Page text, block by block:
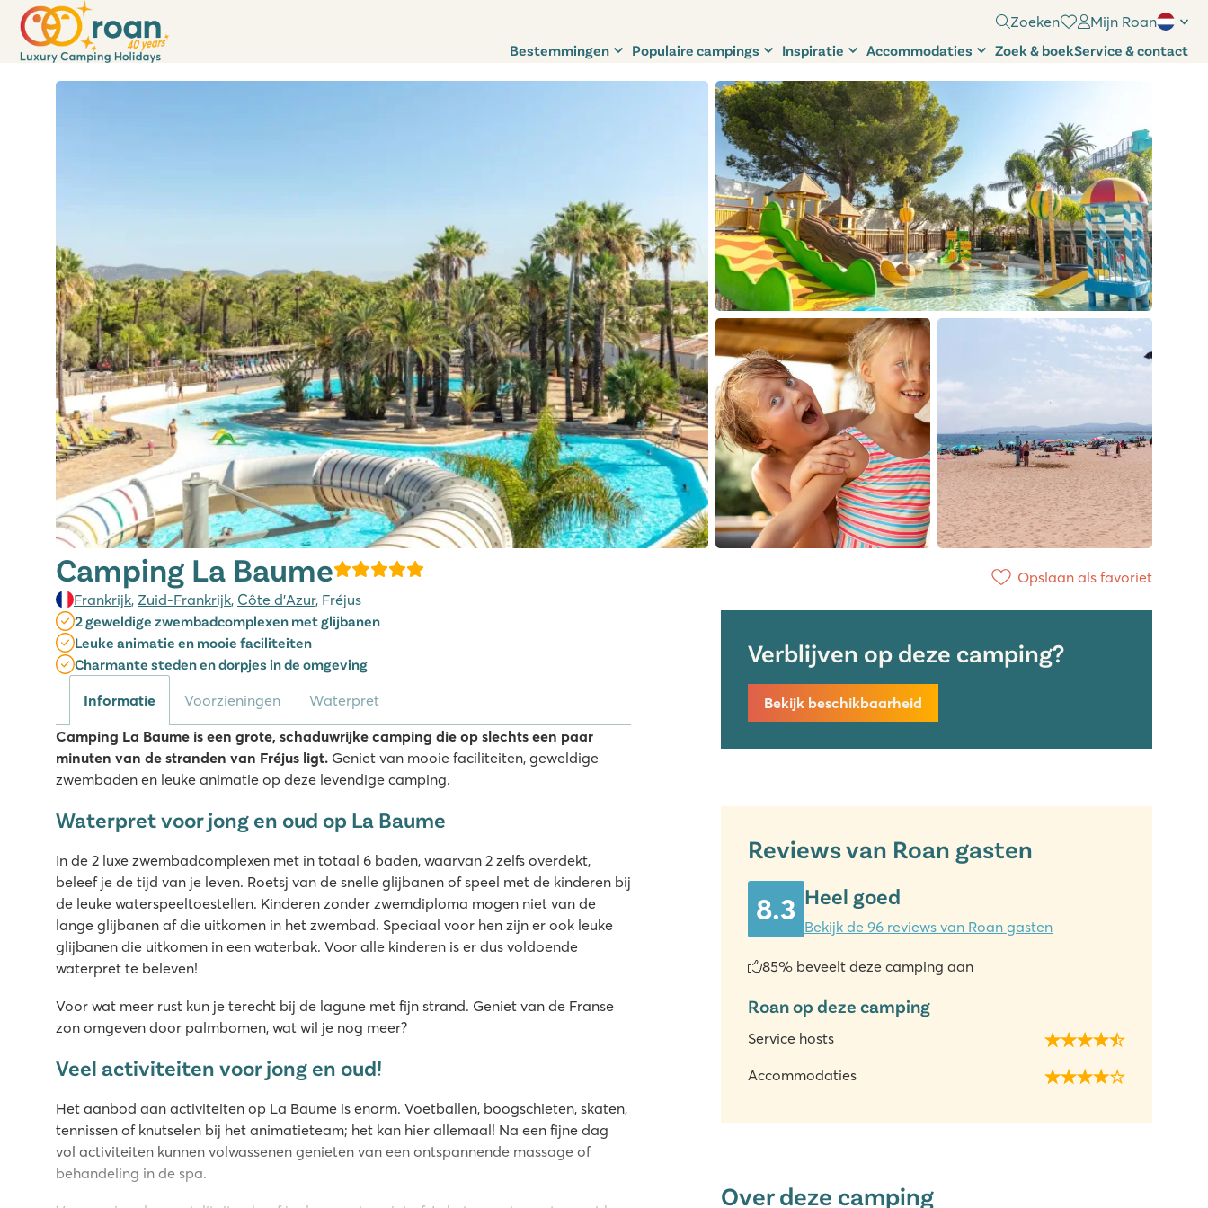
Zoeken Mijn Roan
Bestemmingen Populaire campings Inspiratie Accommodaties Zoek & boekService & contact
Camping La Baume
Frankrijk, Zuid-Frankrijk, Côte d’Azur, Fréjus
Opslaan als favoriet
Verblijven op deze camping?
Bekijk beschikbaarheid
Reviews van Roan gasten
8.3 Heel goed
Bekijk de 96 reviews van Roan gasten
85% beveelt deze camping aan
Roan op deze camping
Service hosts
Accommodaties
2 geweldige zwembadcomplexen met glijbanen
Leuke animatie en mooie faciliteiten
Charmante steden en dorpjes in de omgeving
Informatie Voorzieningen
Waterpret
Camping La Baume is een grote, schaduwrijke camping die op slechts een paar
minuten van de stranden van Fréjus ligt. Geniet van mooie faciliteiten, geweldige
zwembaden en leuke animatie op deze levendige camping.
Waterpret voor jong en oud op La Baume
In de 2 luxe zwembadcomplexen met in totaal 6 baden, waarvan 2 zelfs overdekt,
beleef je de tijd van je leven. Roetsj van de snelle glijbanen of speel met de kinderen bij
de leuke waterspeeltoestellen. Kinderen zonder zwemdiploma mogen niet van de
lange glijbanen af die uitkomen in het zwembad. Speciaal voor hen zijn er ook leuke
glijbanen die uitkomen in een waterbak. Voor alle kinderen is er dus voldoende
waterpret te beleven!
Voor wat meer rust kun je terecht bij de lagune met fijn strand. Geniet van de Franse
zon omgeven door palmbomen, wat wil je nog meer?
Veel activiteiten voor jong en oud!
Het aanbod aan activiteiten op La Baume is enorm. Voetballen, boogschieten, skaten,
tennissen of knutselen bij het animatieteam; het kan hier allemaal! Na een fijne dag
vol activiteiten kunnen volwassenen genieten van een ontspannende massage of
behandeling in de spa.
Over deze camping